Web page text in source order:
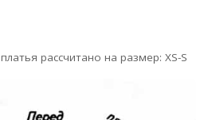
платья рассчитано на размер: XS-S